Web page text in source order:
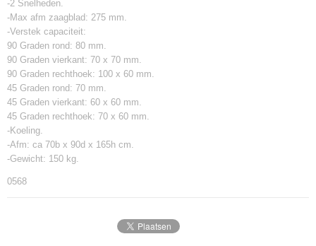
-2 Snelheden.
-Max afm zaagblad: 275 mm.
-Verstek capaciteit:
90 Graden rond: 80 mm.
90 Graden vierkant: 70 x 70 mm.
90 Graden rechthoek: 100 x 60 mm.
45 Graden rond: 70 mm.
45 Graden vierkant: 60 x 60 mm.
45 Graden rechthoek: 70 x 60 mm.
-Koeling.
-Afm: ca 70b x 90d x 165h cm.
-Gewicht: 150 kg.
0568